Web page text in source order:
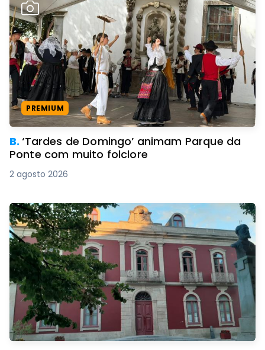
PREMIUM
B.‘Tardes de Domingo’ animam Parque da
Ponte com muito folclore
2 agosto 2026